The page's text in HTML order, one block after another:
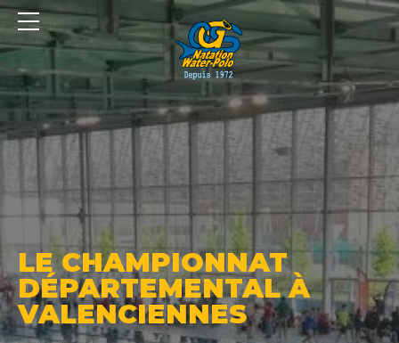
LE CHAMPIONNAT
DÉPARTEMENTAL À
VALENCIENNES
Panneau de gestion des cookies